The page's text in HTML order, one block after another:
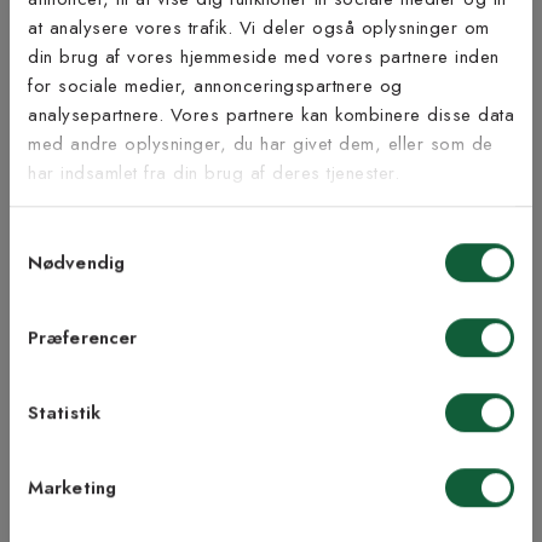
at analysere vores trafik. Vi deler også oplysninger om
din brug af vores hjemmeside med vores partnere inden
for sociale medier, annonceringspartnere og
analysepartnere. Vores partnere kan kombinere disse data
med andre oplysninger, du har givet dem, eller som de
har indsamlet fra din brug af deres tjenester.
Nødvendig
Præferencer
Statistik
Marketing
Inspiration fra @kilandsofficial
Tilmeld dig vores
nyhedsbrev
Vær blandt de første til at modtage vores tilbud,
tips og nyheder.
Samtykke til Kilands vilkår
modtage nyhedsbreve fra Kilands